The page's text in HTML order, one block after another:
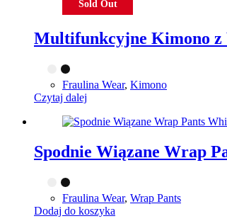
Sold Out
Multifunkcyjne Kimono z
Fraulina Wear, Kimono
Czytaj dalej
Spodnie Wiązane Wrap
Fraulina Wear, Wrap Pants
Dodaj do koszyka